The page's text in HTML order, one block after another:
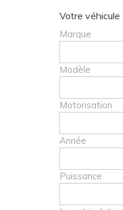
Votre véhicule
Marque
Modèle
Motorisation
Année
Puissance